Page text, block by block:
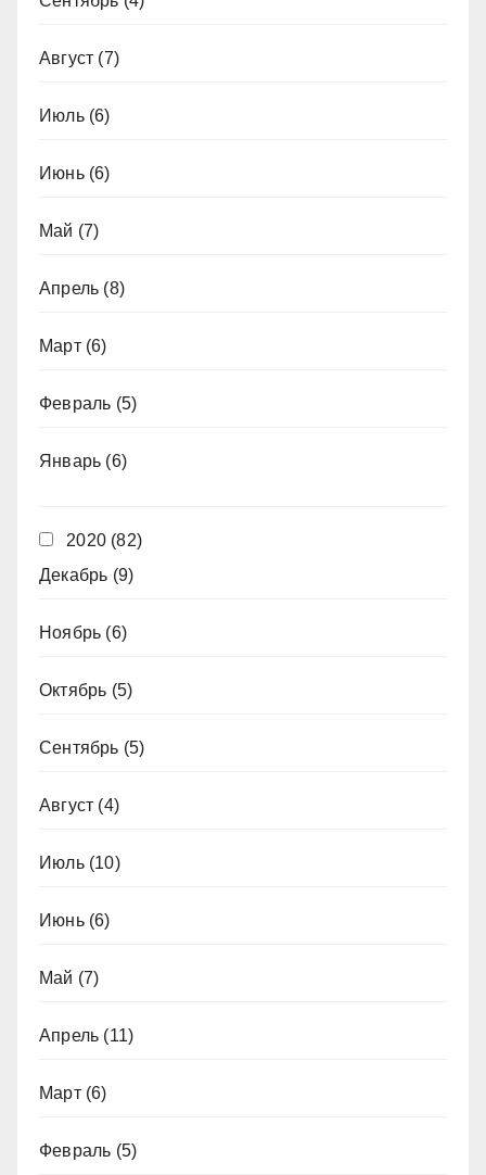
Август (7)
Июль(6)
Июнь(6)
Май (7)
Апрель (8)
Март(6)
Февраль (5)
Январь (6)
2020 (82)
Декабрь (9)
Ноябрь (6)
Октябрь (5)
Сентябрь (5)
Август (4)
Июль(10)
Июнь(6)
Май (7)
Апрель (11)
Март(6)
Февраль (5)